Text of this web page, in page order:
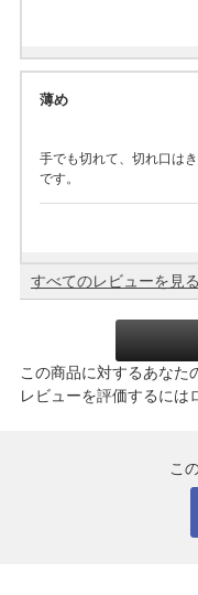
薄め
手でも切れて、切れ口は
です。
すべてのレビューを見る
この商品に対するあなた
レビューを評価するには
こ